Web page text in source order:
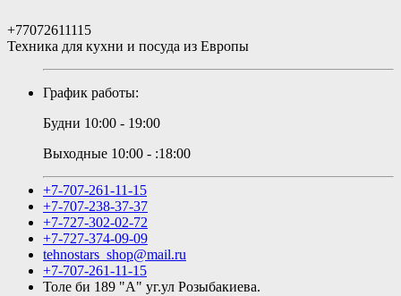
+77072611115
Техника для кухни и посуда из Европы
График работы:
Будни 10:00 - 19:00
Выходные 10:00 - :18:00
+7-707-261-11-15
+7-707-238-37-37
+7-727-302-02-72
+7-727-374-09-09
tehnostars_shop@mail.ru
+7-707-261-11-15
Толе би 189 "А" уг.ул Розыбакиева.